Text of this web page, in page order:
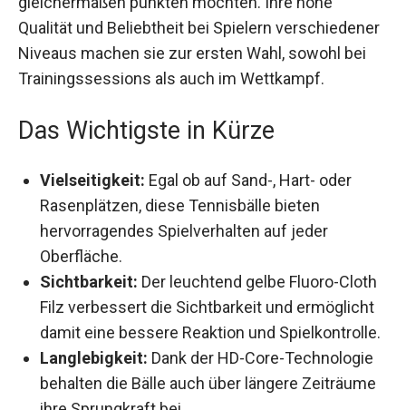
Qualität und Beliebtheit bei Spielern
verschiedener Niveaus machen sie zur ersten
Wahl, sowohl bei Trainingssessions als auch im
Wettkampf.
Das Wichtigste in Kürze
Vielseitigkeit: Egal ob auf Sand-, Hart- oder
Rasenplätzen, diese Tennisbälle bieten
hervorragendes Spielverhalten auf jeder
Oberfläche.
Sichtbarkeit: Der leuchtend gelbe Fluoro-
Cloth Filz verbessert die Sichtbarkeit und
ermöglicht damit eine bessere Reaktion und
Spielkontrolle.
Langlebigkeit:Dank der HD-Core-Technologie